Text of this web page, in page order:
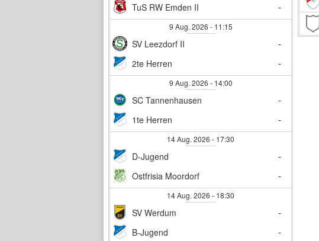
TuS RW Emden II
-
9 Aug. 2026 - 11:15
SV Leezdorf II
2te Herren
-
-
9 Aug. 2026 - 14:00
SC Tannenhausen
1te Herren
-
-
14 Aug. 2026 - 17:30
D-Jugend
Ostfrisia Moordorf
-
-
14 Aug. 2026 - 18:30
SV Werdum
B-Jugend
-
-